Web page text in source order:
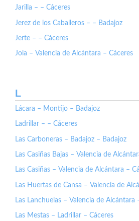
Jarilla – – Cáceres
Jerez de los Caballeros – – Badajoz
Jerte – – Cáceres
Jola – Valencia de Alcántara – Cáceres
L
Lácara – Montijo – Badajoz
Ladrillar – – Cáceres
Las Carboneras – Badajoz – Badajoz
Las Casiñas Bajas – Valencia de
Las Casiñas – Valencia de Alcántara –
Las Huertas de Cansa – Valencia de
Las Lanchuelas – Valencia de Alcántara
Las Mestas – Ladrillar – Cáceres